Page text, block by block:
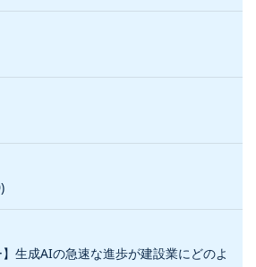
】生成AIの急速な進歩が建設業にどのよ